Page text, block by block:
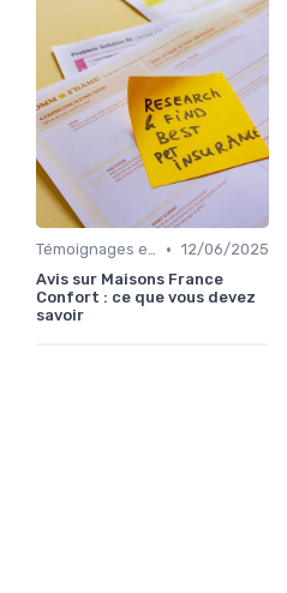
Témoignages et avis clients • 12/06/2025
Avis sur Maisons France
Confort : ce que vous devez
savoir